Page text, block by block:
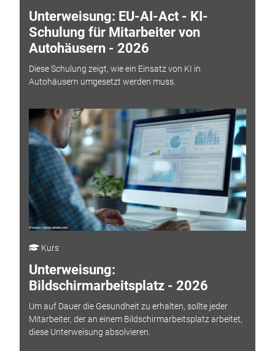
Unterweisung: EU-AI-Act - KI-
Schulung für Mitarbeiter von
Autohäusern - 2026
Diese Schulung zeigt, wie ein Einsatz von KI in
Autohäusern umgesetzt werden muss.
Kurs
Unterweisung:
Bildschirmarbeitsplatz - 2026
Um auf Dauer die Gesundheit zu erhalten, sollte jeder
Mitarbeiter, der an einem Bildschirmarbeitsplatz arbeitet,
diese Unterweisung absolvieren.